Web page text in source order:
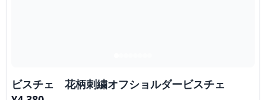
ビスチェ 花柄刺繍オフショルダービスチェ